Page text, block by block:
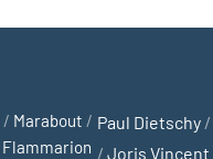
/ Marabout /
Flammarion
Paul Dietschy/
/ Joris Vincent